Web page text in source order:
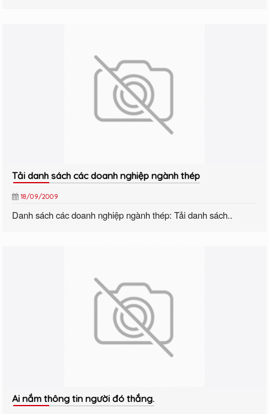
Tải danh sách các doanh nghiệp ngành thép
18/09/2009
Danh sách các doanh nghiệp ngành thép: Tải danh sách..
Ai nắm thông tin người đó thắng.